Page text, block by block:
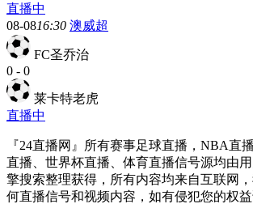
直播中
08-0816:30 澳威超
FC圣乔治
0 - 0
莱卡特老虎
直播中
『24直播网』所有赛事足球直播，NBA直
直播、世界杯直播、体育直播信号源均由用
擎搜索整理获得，所有内容均来自互联网
何直播信号和视频内容，如有侵犯您的权